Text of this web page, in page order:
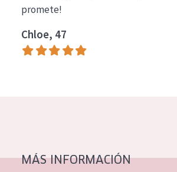
COLECCIÓN
Essentials
Lift+
Piel normal y seca
promete!
Chloe, 47
MÁS INFORMACIÓN